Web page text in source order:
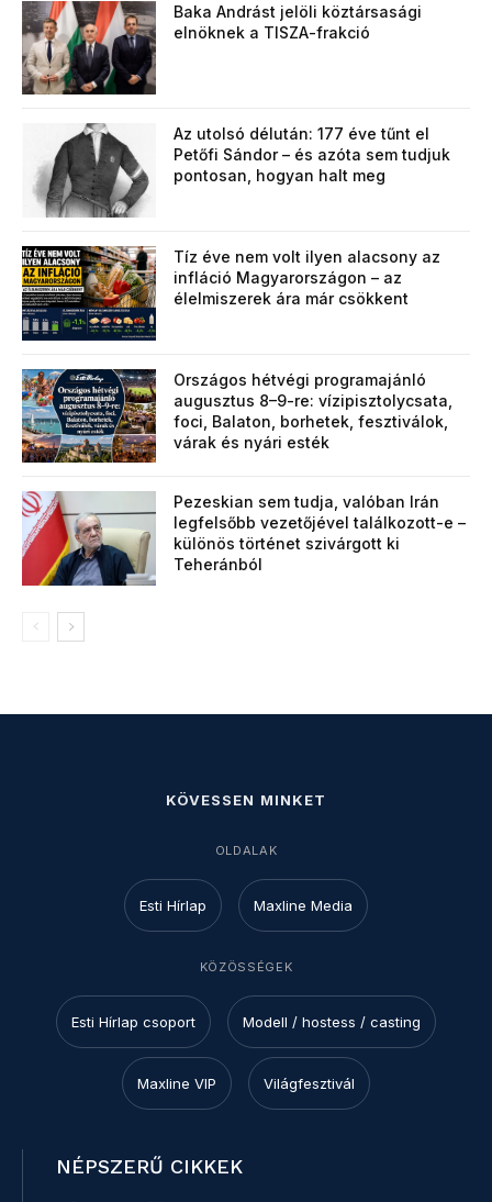
Baka Andrást jelöli köztársasági
elnöknek a TISZA-frakció
Az utolsó délután: 177 éve tűnt el
Petőfi Sándor – és azóta sem tudjuk
pontosan, hogyan halt meg
Tíz éve nem volt ilyen alacsony az
infláció Magyarországon – az
élelmiszerek ára már csökkent
Országos hétvégi programajánló
augusztus 8–9-re: vízipisztolycsata,
foci, Balaton, borhetek, fesztiválok,
várak és nyári esték
Pezeskian sem tudja, valóban Irán
legfelsőbb vezetőjével találkozott-e –
különös történet szivárgott ki
Teheránból
KÖVESSEN MINKET
OLDALAK
Esti Hírlap Maxline Media
KÖZÖSSÉGEK
Esti Hírlap csoport Modell / hostess / casting
Maxline VIP Világfesztivál
NÉPSZERŰ CIKKEK